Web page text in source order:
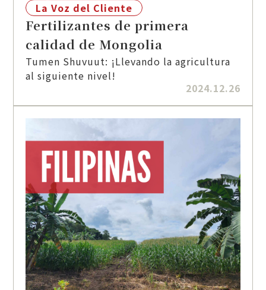
La Voz del Cliente
Fertilizantes de primera
calidad de Mongolia
Tumen Shuvuut: ¡Llevando la agricultura
al siguiente nivel!
2024.12.26